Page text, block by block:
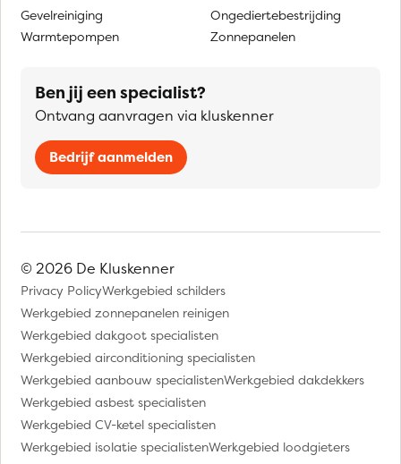
Gevelreiniging
Warmtepompen
Ongediertebestrijding
Zonnepanelen
Ben jij een specialist?
Ontvang aanvragen via kluskenner
Bedrijf aanmelden
© 2026 De Kluskenner
Privacy PolicyWerkgebied schilders
Werkgebied zonnepanelen reinigen
Werkgebied dakgoot specialisten
Werkgebied airconditioning specialisten
Werkgebied aanbouw specialistenWerkgebied dakdekkers
Werkgebied asbest specialisten
Werkgebied CV-ketel specialisten
Werkgebied isolatie specialistenWerkgebied loodgieters